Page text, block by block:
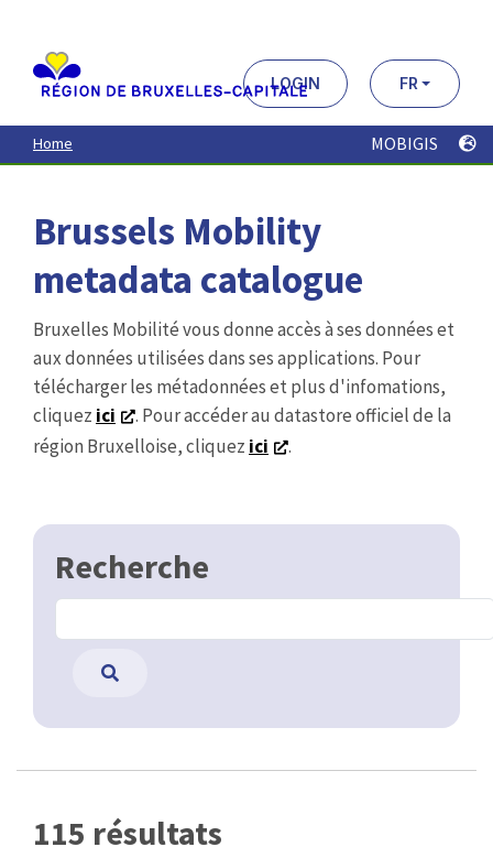
contenu
principal
LOGIN FR
Home MOBIGIS
Brussels Mobility
metadata catalogue
Bruxelles Mobilité vous donne accès à ses données et
aux données utilisées dans ses applications. Pour
télécharger les métadonnées et plus d'infomations,
cliquez ici
. Pour accéder au datastore officiel de la
région Bruxelloise, cliquez ici .
Recherche
115 résultats